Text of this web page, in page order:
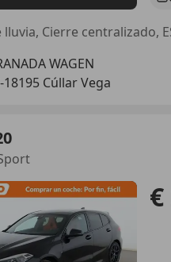
lluvia, Cierre centralizado,
WAGEN
18195 Cúllar Vega
€